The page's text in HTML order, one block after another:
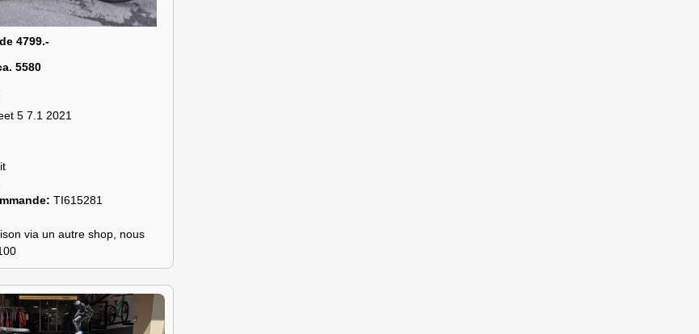
4799.-
5580
5 7.1 2021
TI615281
via un autre shop, nous